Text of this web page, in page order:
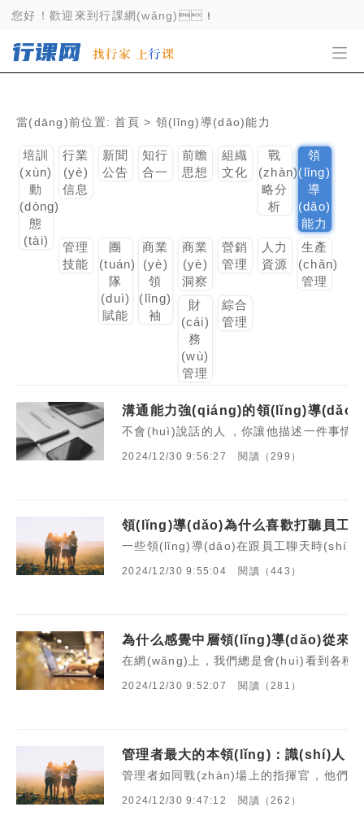
亚洲精品91_91欧美日韩_免费av观看_免费观
看长河落日视频大全_亚欧天堂
您好！歡迎來到行課網(wǎng)！
當(dāng)前位置:首頁 > 領(lǐng)導(dǎo)能力
培訓
(xùn)
動
(dòng)
態
(tài)
行業
(yè)
信息
新聞
公告
知行
合一
前瞻
思想
組織
文化
戰
(zhàn)
略分
析
領
(lǐng)
導
(dǎo)
能力
管理
技能
團
(tuán)
隊
(duì)
賦能
商業
(yè)
領
(lǐng)
袖
商業
(yè)
洞察
營銷
管理
人力
資源
生產
(chǎn)
管理
財
(cái)
務
(wù)
管理
綜合
管理
溝通能力強(qiáng)的領(lǐng)導(dǎo)
不會(huì)說話的人，你讓他描述一件事
2024/12/30 9:56:27 閱讀（299）
領(lǐng)導(dǎo)為什么喜歡打聽員工的
一些領(lǐng)導(dǎo)在跟員工聊天時(shí)，
2024/12/30 9:55:04 閱讀（443）
為什么感覺中層領(lǐng)導(dǎo)從來不
在網(wǎng)上，我們總是會(huì)看到各種對
2024/12/30 9:52:07 閱讀（281）
管理者最大的本領(lǐng)：識(shí)人
管理者如同戰(zhàn)場上的指揮官，他們
2024/12/30 9:47:12 閱讀（262）